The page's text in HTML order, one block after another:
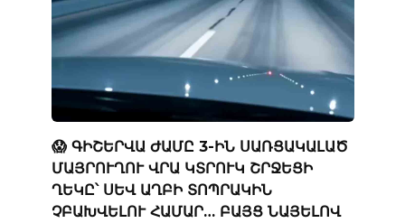
😱 ԳԻՇԵՐՎԱ ԺԱՄԸ 3-ԻՆ ՍԱՌՑԱԿԱԼԱԾ
ՄԱՅՐՈՒՂՈՒ ՎՐԱ ԿՏՐՈՒԿ ՇՐՋԵՑԻ
ՂԵԿԸ՝ ՍԵՎ ԱՂԲԻ ՏՈՊՐԱԿԻՆ
ՉԲԱԽՎԵԼՈՒ ՀԱՄԱՐ… ԲԱՅՑ ՆԱՅԵԼՈՎ